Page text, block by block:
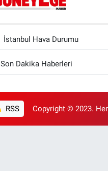
İstanbul Hava Durumu
Son Dakika Haberleri
RSS Copyright © 2023. Her